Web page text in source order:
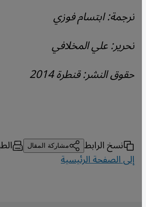
ترجمة: ابتسام فوزي
تحرير: علي المخلافي
حقوق النشر: قنطرة 2014
نسخ الرابط مشاركة المقال
إلى الصفحة الرئيسية